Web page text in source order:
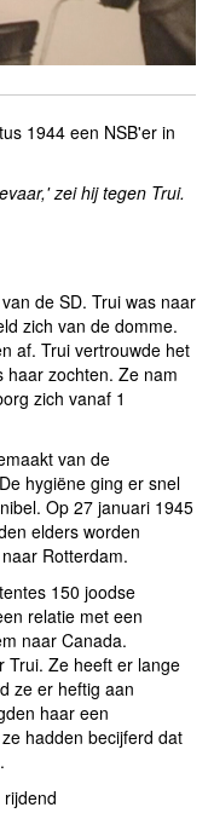
1944 een NSB'er in
zei hij tegen Trui.
de SD. Trui was naar
zich van de domme.
af. Trui vertrouwde het
haar zochten. Ze nam
zich vanaf 1
van de
hygiëne ging er snel
Op 27 januari 1945
elders worden
Rotterdam.
150 joodse
relatie met een
naar Canada.
Trui. Ze heeft er lange
ze er heftig aan
haar een
hadden becijferd dat